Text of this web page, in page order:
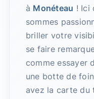
à Monéteau ! Ici
sommes
briller votre
se faire
comme essayer
une botte de
avez la carte du